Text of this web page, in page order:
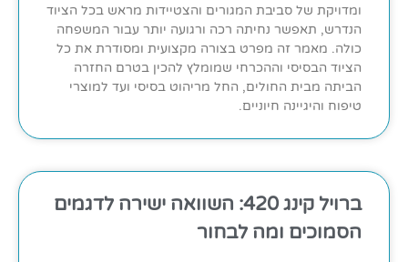
ומדויקת של סביבת המגורים והצטיידות מראש בכל הציוד
הנדרש, תאפשר נחיתה רכה ורגועה יותר עבור המשפחה
כולה. מאמר זה מפרט בצורה מקצועית ומסודרת את כל
הציוד הבסיסי וההכרחי שמומלץ להכין בטרם החזרה
הביתה מבית החולים, החל מריהוט בסיסי ועד למוצרי
טיפוח והיגיינה חיוניים.
ברויל קינג 420: השוואה ישירה לדגמים
הסמוכים ומה לבחור